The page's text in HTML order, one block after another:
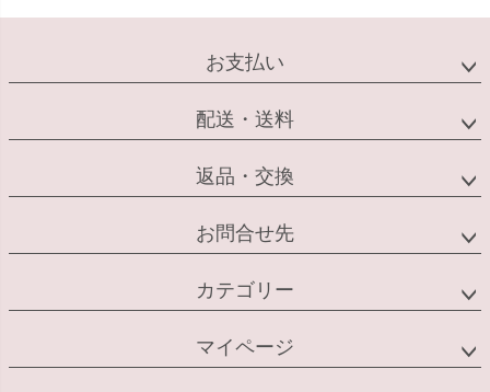
お支払い
配送・送料
返品・交換
お問合せ先
カテゴリー
マイページ